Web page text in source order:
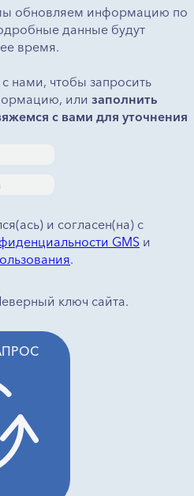
обновляем информацию по
данные будут
время.
нами, чтобы запросить
или заполнить
с вами для уточнения
и согласен(на) с
GMSи
.
ключ сайта.